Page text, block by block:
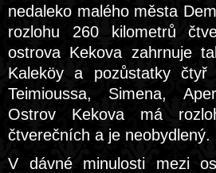
nedaleko malého města
rozlohu 260 kilometrů
ostrova Kekova zahrnuje
Kaleköy a pozůstatky čtyř
Teimioussa, Simena,
Ostrov Kekova má
čtverečních a je neobydlený.
V dávné minulosti mezi